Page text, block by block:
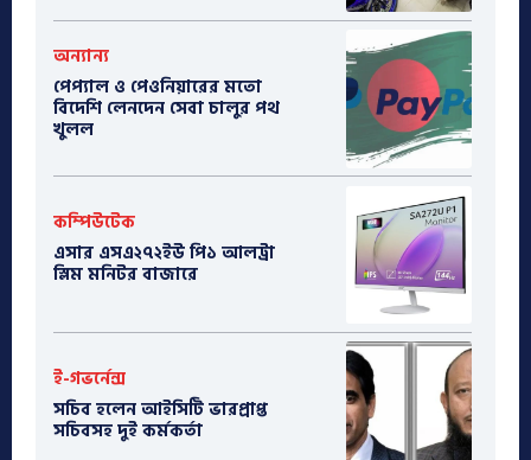
অন্যান্য
পেপ্যাল ও পেওনিয়ারের মতো
বিদেশি লেনদেন সেবা চালুর পথ
খুলল
কম্পিউটেক
এসার এসএ২৭২ইউ পি১ আলট্রা
স্লিম মনিটর বাজারে
ই-গভর্নেন্স
সচিব হলেন আইসিটি ভারপ্রাপ্ত
সচিবসহ দুই কর্মকর্তা